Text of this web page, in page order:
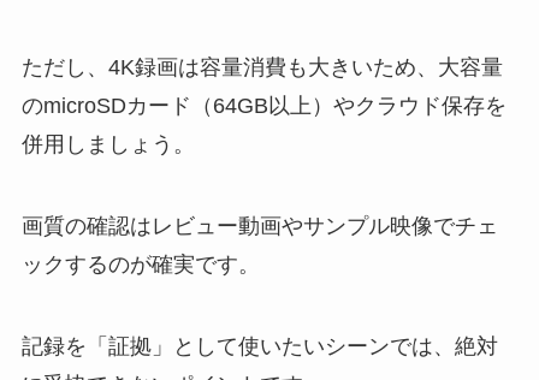
ただし、4K録画は容量消費も大きいため、大容量
のmicroSDカード（64GB以上）やクラウド保存を
併用しましょう。
画質の確認はレビュー動画やサンプル映像でチェ
ックするのが確実です。
記録を「証拠」として使いたいシーンでは、絶対